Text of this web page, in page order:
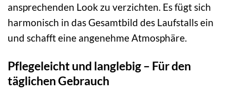
ansprechenden Look zu verzichten. Es fügt sich
harmonisch in das Gesamtbild des Laufstalls ein
und schafft eine angenehme Atmosphäre.
Pflegeleicht und langlebig – Für den
täglichen Gebrauch